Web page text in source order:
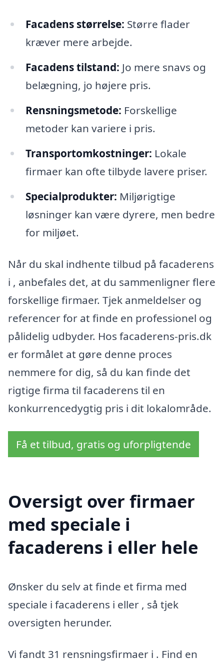
Facadens størrelse: Større flader
kræver mere arbejde.
Facadens tilstand: Jo mere snavs og
belægning, jo højere pris.
Rensningsmetode: Forskellige
metoder kan variere i pris.
Transportomkostninger: Lokale
firmaer kan ofte tilbyde lavere priser.
Specialprodukter: Miljørigtige
løsninger kan være dyrere, men bedre
for miljøet.
Når du skal indhente tilbud på facaderens
i , anbefales det, at du sammenligner flere
forskellige firmaer. Tjek anmeldelser og
referencer for at finde en professionel og
pålidelig udbyder. Hos facaderens-pris.dk
er formålet at gøre denne proces
nemmere for dig, så du kan finde det
rigtige firma til facaderens til en
konkurrencedygtig pris i dit lokalområde.
Få et tilbud, gratis og uforpligtende
Oversigt over firmaer
med speciale i
facaderens i eller hele
Ønsker du selv at finde et firma med
speciale i facaderens i eller , så tjek
oversigten herunder.
Vi fandt 31 rensningsfirmaer i . Find en